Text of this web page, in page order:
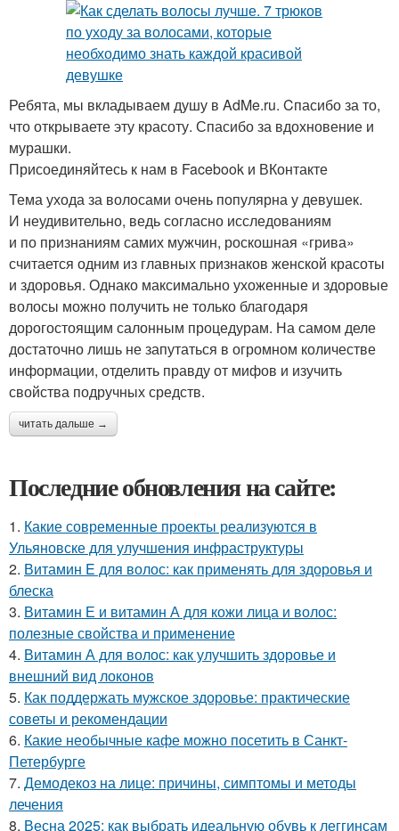
Ребята, мы вкладываем душу в AdMe.ru. Cпасибо за то,
что открываете эту красоту. Спасибо за вдохновение и
мурашки.
Присоединяйтесь к нам в Facebook и ВКонтакте
Тема ухода за волосами очень популярна у девушек.
И неудивительно, ведь согласно исследованиям
и по признаниям самих мужчин, роскошная «грива»
считается одним из главных признаков женской красоты
и здоровья. Однако максимально ухоженные и здоровые
волосы можно получить не только благодаря
дорогостоящим салонным процедурам. На самом деле
достаточно лишь не запутаться в огромном количестве
информации, отделить правду от мифов и изучить
свойства подручных средств.
читать дальше →
Последние обновления на сайте:
1. Какие современные проекты реализуются в
Ульяновске для улучшения инфраструктуры
2. Витамин E для волос: как применять для здоровья и
блеска
3. Витамин Е и витамин А для кожи лица и волос:
полезные свойства и применение
4. Витамин А для волос: как улучшить здоровье и
внешний вид локонов
5. Как поддержать мужское здоровье: практические
советы и рекомендации
6. Какие необычные кафе можно посетить в Санкт-
Петербурге
7. Демодекоз на лице: причины, симптомы и методы
лечения
8. Весна 2025: как выбрать идеальную обувь к леггинсам